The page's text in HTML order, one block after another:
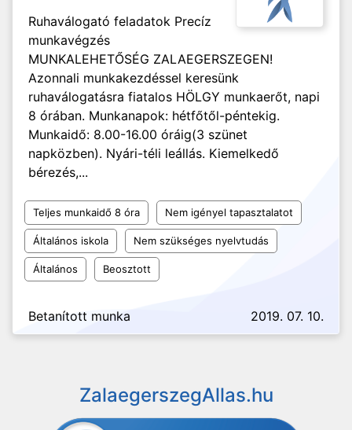
Ruhaválogató feladatok Precíz
munkavégzés
MUNKALEHETŐSÉG ZALAEGERSZEGEN!
Azonnali munkakezdéssel keresünk
ruhaválogatásra fiatalos HÖLGY munkaerőt, napi
8 órában. Munkanapok: hétfőtől-péntekig.
Munkaidő: 8.00-16.00 óráig(3 szünet
napközben). Nyári-téli leállás. Kiemelkedő
bérezés,...
Teljes munkaidő 8 óra Nem igényel tapasztalatot
Általános iskola Nem szükséges nyelvtudás
Általános Beosztott
Betanított munka 2019. 07. 10.
ZalaegerszegAllas.hu